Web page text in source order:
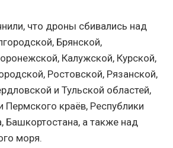
что дроны сбивались над
Брянской,
Калужской, Курской,
Ростовской, Рязанской,
и Тульской областей,
Пермского краёв, Республики
Башкортостана, а также над
моря.